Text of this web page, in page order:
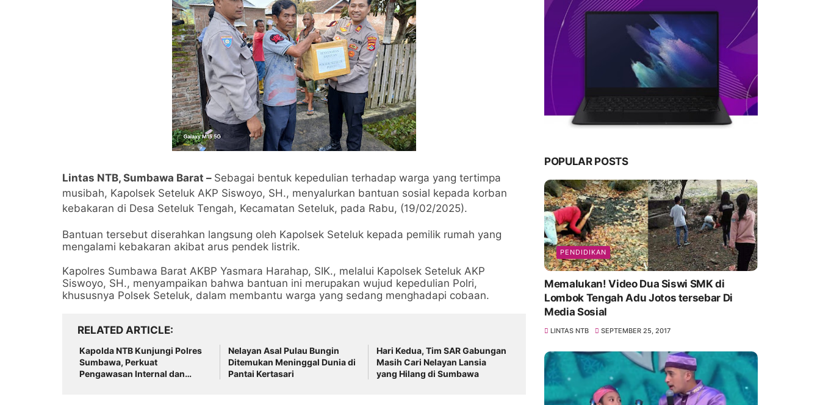
Lintas NTB, Sumbawa Barat – Sebagai bentuk kepedulian terhadap warga yang tertimpa
musibah, Kapolsek Seteluk AKP Siswoyo, SH., menyalurkan bantuan sosial kepada korban
kebakaran di Desa Seteluk Tengah, Kecamatan Seteluk, pada Rabu, (19/02/2025).
Bantuan tersebut diserahkan langsung oleh Kapolsek Seteluk kepada pemilik rumah yang
mengalami kebakaran akibat arus pendek listrik.
Kapolres Sumbawa Barat AKBP Yasmara Harahap, SIK., melalui Kapolsek Seteluk AKP
Siswoyo, SH., menyampaikan bahwa bantuan ini merupakan wujud kepedulian Polri,
khususnya Polsek Seteluk, dalam membantu warga yang sedang menghadapi cobaan.
RELATED ARTICLE
Kapolda NTB Kunjungi Polres
Sumbawa, Perkuat
Pengawasan Internal dan
Nelayan Asal Pulau Bungin
Ditemukan Meninggal Dunia di
Pantai Kertasari
Hari Kedua, Tim SAR Gabungan
Masih Cari Nelayan Lansia
yang Hilang di Sumbawa
POPULAR POSTS
PENDIDIKAN
Memalukan! Video Dua Siswi SMK di
Lombok Tengah Adu Jotos tersebar Di
Media Sosial
LINTAS NTB SEPTEMBER 25, 2017